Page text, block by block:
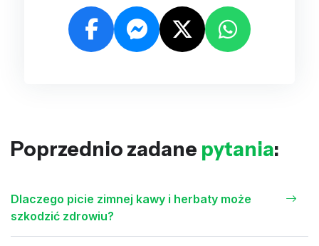
Poprzednio zadane pytania:
Dlaczego picie zimnej kawy i herbaty może
szkodzić zdrowiu?